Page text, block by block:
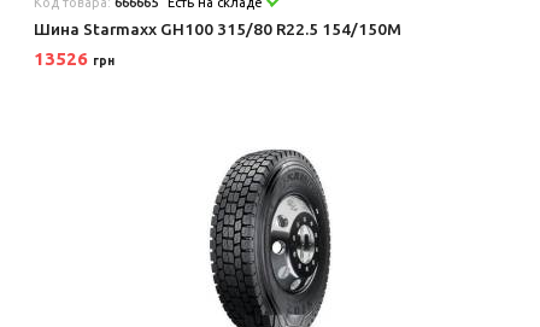
Шина Starmaxx GH100 315/80 R22.5 154/150M
13526 грн